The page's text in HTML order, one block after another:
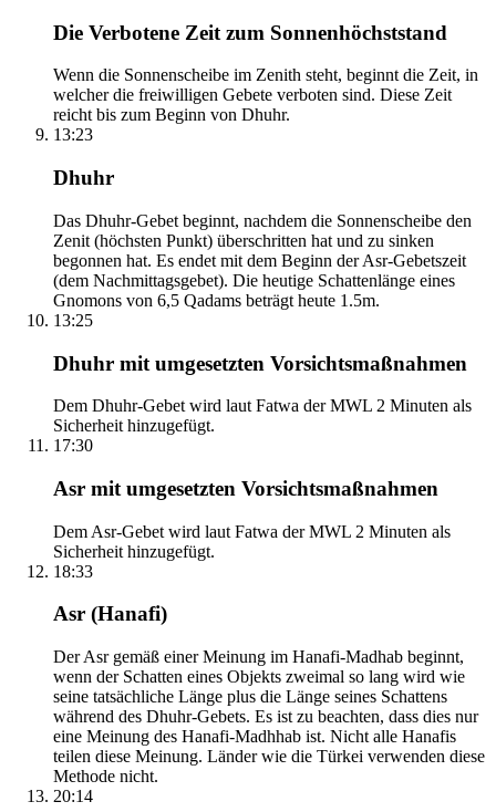
Die Verbotene Zeit zum Sonnenhöchststand
Wenn die Sonnenscheibe im Zenith steht, beginnt die Zeit, in
welcher die freiwilligen Gebete verboten sind. Diese Zeit
reicht bis zum Beginn von Dhuhr.
13:23
Dhuhr
Das Dhuhr-Gebet beginnt, nachdem die Sonnenscheibe den
Zenit (höchsten Punkt) überschritten hat und zu sinken
begonnen hat. Es endet mit dem Beginn der Asr-Gebetszeit
(dem Nachmittagsgebet). Die heutige Schattenlänge eines
Gnomons von 6,5 Qadams beträgt heute 1.5m.
13:25
Dhuhr mit umgesetzten Vorsichtsmaßnahmen
Dem Dhuhr-Gebet wird laut Fatwa der MWL 2 Minuten als
Sicherheit hinzugefügt.
17:30
Asr mit umgesetzten Vorsichtsmaßnahmen
Dem Asr-Gebet wird laut Fatwa der MWL 2 Minuten als
Sicherheit hinzugefügt.
18:33
Asr (Hanafi)
Der Asr gemäß einer Meinung im Hanafi-Madhab beginnt,
wenn der Schatten eines Objekts zweimal so lang wird wie
seine tatsächliche Länge plus die Länge seines Schattens
während des Dhuhr-Gebets. Es ist zu beachten, dass dies nur
eine Meinung des Hanafi-Madhhab ist. Nicht alle Hanafis
teilen diese Meinung. Länder wie die Türkei verwenden diese
Methode nicht.
20:14